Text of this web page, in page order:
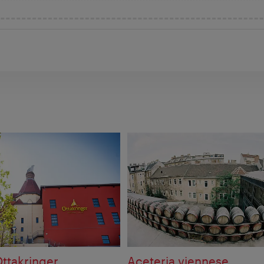
Aceteria viennese